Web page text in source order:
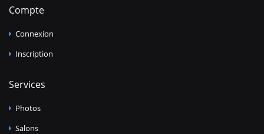
Compte
Connexion
Inscription
Services
Photos
Salons